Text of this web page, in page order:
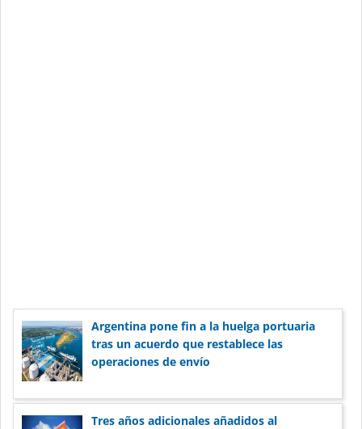
Argentina pone fin a la huelga portuaria
tras un acuerdo que restablece las
operaciones de envío
Tres años adicionales añadidos al